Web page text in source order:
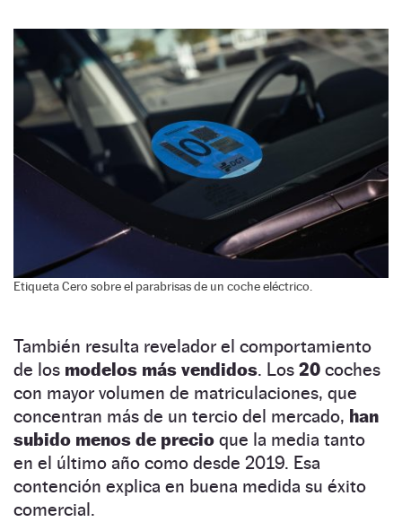
Etiqueta Cero sobre el parabrisas de un coche eléctrico.
También resulta revelador el comportamiento
de los modelos más vendidos. Los 20 coches
con mayor volumen de matriculaciones, que
concentran más de un tercio del mercado, han
subido menos de precio que la media tanto
en el último año como desde 2019. Esa
contención explica en buena medida su éxito
comercial.